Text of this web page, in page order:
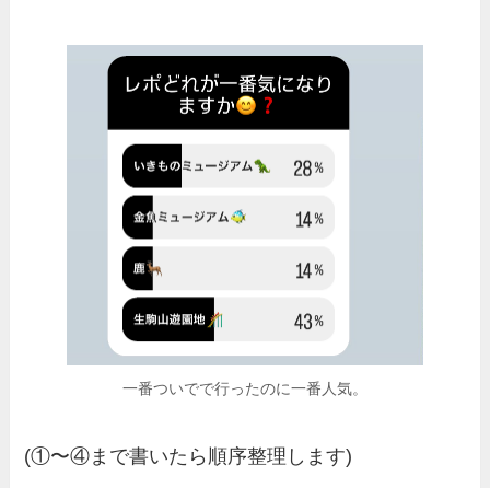
一番ついでで行ったのに一番人気。
(①〜④まで書いたら順序整理します)